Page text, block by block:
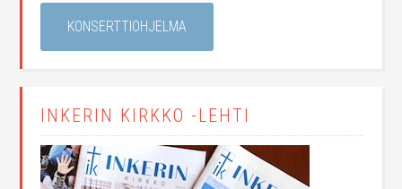
KONSERTTIOHJELMA
INKERIN KIRKKO -LEHTI